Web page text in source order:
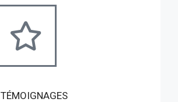
TÉMOIGNAGES